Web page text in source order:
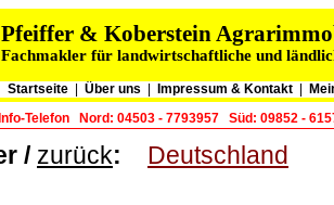
Pfeiffer & Koberstein
Fachmakler für landwirtschaftliche und
Startseite Über uns Impressum & Kontakt
Info-Telefon
Nord: 04503 - 7793957 Süd: 09852 -
/ zurück: Deutschland